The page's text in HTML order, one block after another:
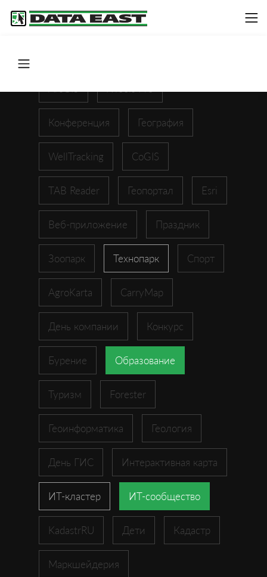
Конференция География
WellTracking CoGIS
TAB Reader Геопортал Esri
Веб-приложение Праздник
Зоопарк Технопарк Спорт
AgroKarta CarryMap
День компании Конкурс
Бурение Образование
Туризм Forester
Геоинформатика Геология
День ГИС Интерактивная карта
ИТ-кластер ИТ-сообщество
KadastrRU Дети Кадастр
Маркшейдерия